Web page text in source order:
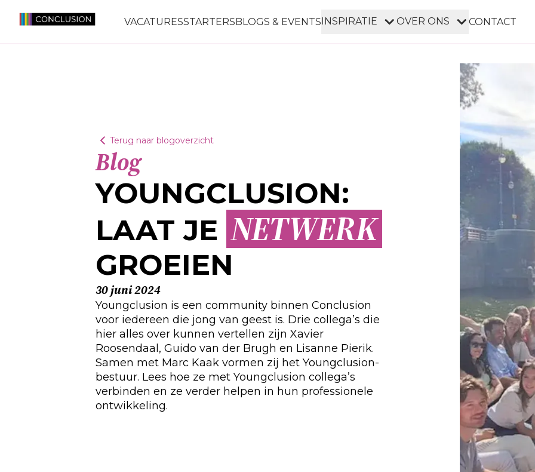
VACATURESSTARTERSBLOGS & EVENTSINSPIRATIE OVER ONS CONTACT
Terug naar blogoverzicht
Blog
YOUNGCLUSION:
LAAT JE NETWERK
GROEIEN
30 juni 2024
Youngclusion is een community binnen Conclusion
voor iedereen die jong van geest is. Drie collega’s die
hier alles over kunnen vertellen zijn Xavier
Roosendaal, Guido van der Brugh en Lisanne Pierik.
Samen met Marc Kaak vormen zij het Youngclusion-
bestuur. Lees hoe ze met Youngclusion collega’s
verbinden en ze verder helpen in hun professionele
ontwikkeling.